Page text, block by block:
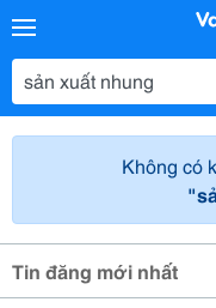
Không có
Tin đăng mới nhất